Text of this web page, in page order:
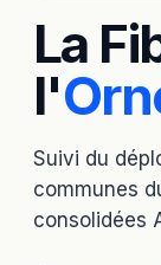
La
l'
Suivi du
communes
consolidées